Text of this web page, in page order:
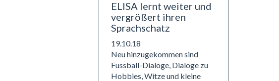
ELISA lernt weiter und
vergrößert ihren
Sprachschatz
19.10.18
Neu hinzugekommen sind
Fussball-Dialoge, Dialoge zu
Hobbies, Witze und kleine